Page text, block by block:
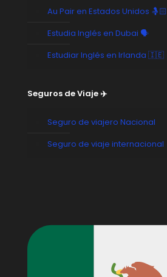
Au Pair en Estados Unidos 🤱🏻
Estudia Inglés en Dubai 🗣️
Estudiar Inglés en Irlanda 🇮🇪
Seguros de Viaje ✈️
Seguro de viajero Nacional
Seguro de viaje internacional